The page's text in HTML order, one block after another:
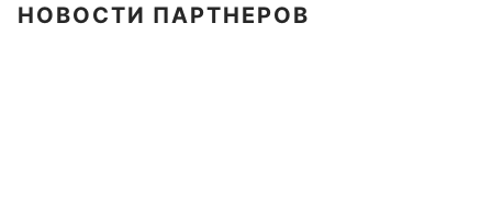
НОВОСТИ ПАРТНЕРОВ